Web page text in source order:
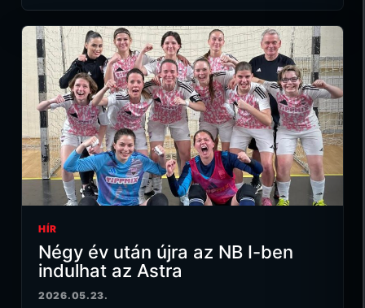
HÍR
Négy év után újra az NB I-ben
indulhat az Astra
2026.05.23.